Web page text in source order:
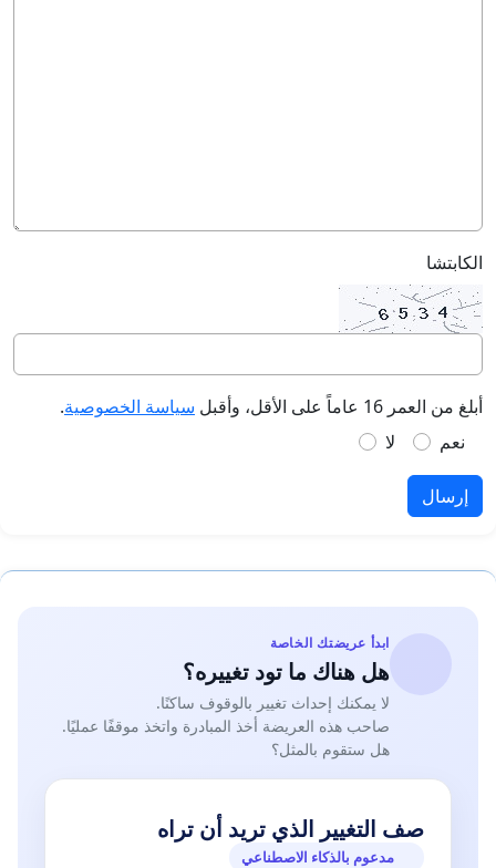
الكابتشا
أبلغ من العمر 16 عاماً على الأقل، وأقبل سياسة الخصوصية.
نعم
لا
إرسال
ابدأ عريضتك الخاصة
هل هناك ما تود تغييره؟
لا يمكنك إحداث تغيير بالوقوف ساكنًا.
صاحب هذه العريضة أخذ المبادرة واتخذ موقفًا عمليًا.
هل ستقوم بالمثل؟
صف التغيير الذي تريد أن تراه
مدعوم بالذكاء الاصطناعي